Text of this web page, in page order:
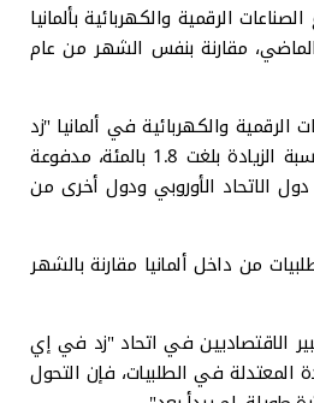
الرقمية والكهربائية بألمانيا
مقارنة بنفس الشهر من عام
الرقمية والكهربائية في ألمانيا "زد
في إي ي"، الاثنين، بأن نسبة الزيادة بلغت 1.8 بالمئة، مدفوعة
الاتحاد الأوروبي ودول أخرى من
من داخل ألمانيا مقارنة بالشهر
الاقتصاديين في اتحاد "زد في إي
المعتدلة في الطلبيات، فإن التحول